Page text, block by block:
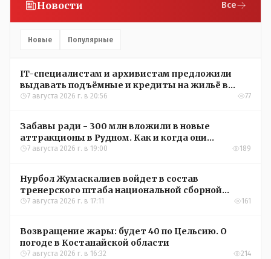
Новости Все
Новые Популярные
IT-специалистам и архивистам предложили
выдавать подъёмные и кредиты на жильё в
сёлах Казахстана
7 августа 2026 г. в 20:56 77
Забавы ради - 300 млн вложили в новые
аттракционы в Рудном. Как и когда они
окупятся?
7 августа 2026 г. в 19:00 189
Нурбол Жумаскалиев войдет в состав
тренерского штаба национальной сборной
Казахстана по футболу
7 августа 2026 г. в 17:11 161
Возвращение жары: будет 40 по Цельсию. О
погоде в Костанайской области
7 августа 2026 г. в 16:32 214